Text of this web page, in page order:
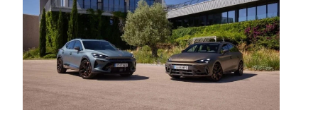
Test Drive
Δοκιμή
Αποστολή
Συγκρίνουμε